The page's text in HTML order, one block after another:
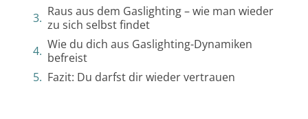
Raus aus dem Gaslighting – wie man wieder
zu sich selbst findet
Wie du dich aus Gaslighting-Dynamiken
befreist
Fazit: Du darfst dir wieder vertrauen